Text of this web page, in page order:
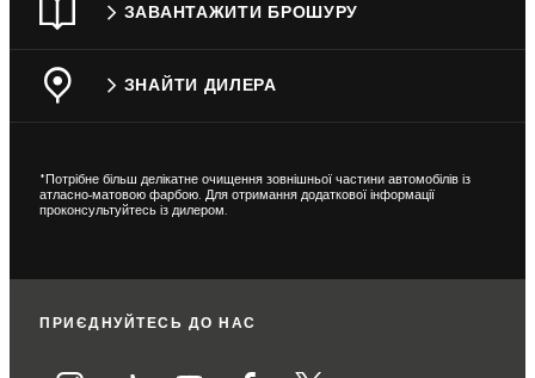
ЗАВАНТАЖИТИ БРОШУРУ
ЗНАЙТИ ДИЛЕРА
*Потрібне більш делікатне очищення зовнішньої частини автомобілів із
атласно-матовою фарбою. Для отримання додаткової інформації
проконсультуйтесь із дилером.
ПРИЄДНУЙТЕСЬ ДО НАС